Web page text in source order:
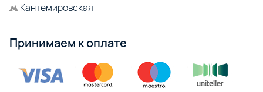
Кантемировская
Принимаем к оплате